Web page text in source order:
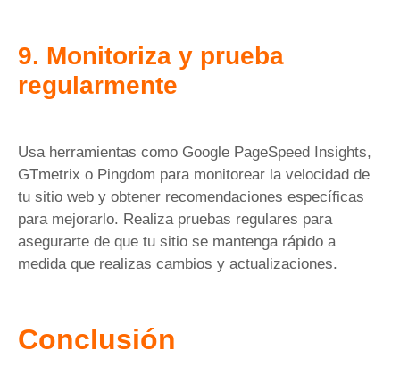
9. Monitoriza y prueba
regularmente
Usa herramientas como Google PageSpeed Insights,
GTmetrix o Pingdom para monitorear la velocidad de
tu sitio web y obtener recomendaciones específicas
para mejorarlo. Realiza pruebas regulares para
asegurarte de que tu sitio se mantenga rápido a
medida que realizas cambios y actualizaciones.
Conclusión